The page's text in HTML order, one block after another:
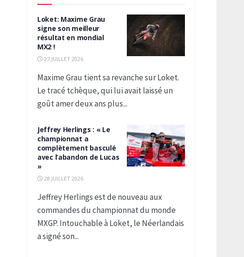
Loket: Maxime Grau
signe son meilleur
résultat en mondial
MX2 !
27 JUILLET 2026
Maxime Grau tient sa revanche sur Loket.
Le tracé tchèque, qui lui avait laissé un
goût amer deux ans plus...
Jeffrey Herlings : « Le
championnat a
complètement basculé
avec l’abandon de Lucas
»
28 JUILLET 2026
Jeffrey Herlings est de nouveau aux
commandes du championnat du monde
MXGP. Intouchable à Loket, le Néerlandais
a signé son...